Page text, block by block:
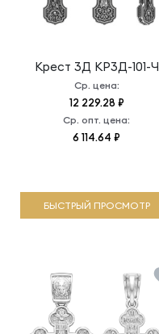
Крест 3Д КР3Д-101-Ч
Ср. цена:
12 229.28 ₽
Ср. опт. цена:
6 114.64 ₽
БЫСТРЫЙ ПРОСМОТР